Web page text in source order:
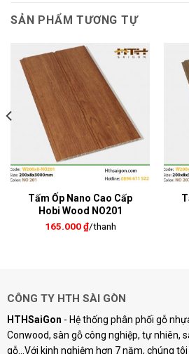
SẢN PHẨM TƯƠNG TỰ
Tấm Ốp Nano Cao Cấp
Hobi Wood NO201
165.000₫/thanh
CÔNG TY HTH SÀI GÒN
HTHSaiGon - Hệ thống phân phối gỗ
Conwood, sàn gỗ công nghiệp, tự nhiên,
gỗ...Với kinh nghiệm hơn 7 năm, chúng